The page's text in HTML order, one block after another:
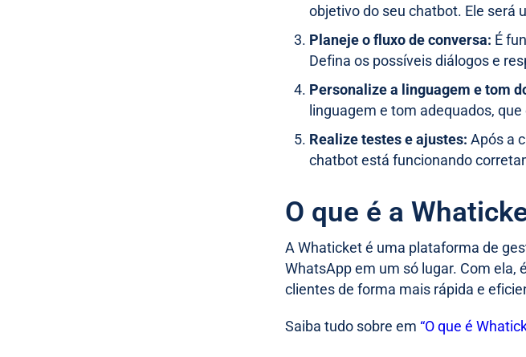
objetivo do seu chatbot. Ele será
Planeje o fluxo de conversa: É
Defina os possíveis diálogos e
Personalize a linguagem e tom
linguagem e tom adequados,
Realize testes e ajustes:Após a
chatbot está funcionando
O que é a
A Whaticket é uma plataforma de
WhatsApp em um só lugar. Com
clientes de forma mais rápida e
Saiba tudo sobre em “O que é